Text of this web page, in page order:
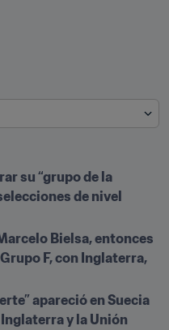
su “grupo de la
de nivel
Bielsa, entonces
F, con Inglaterra,
apareció en Suecia
y la Unión